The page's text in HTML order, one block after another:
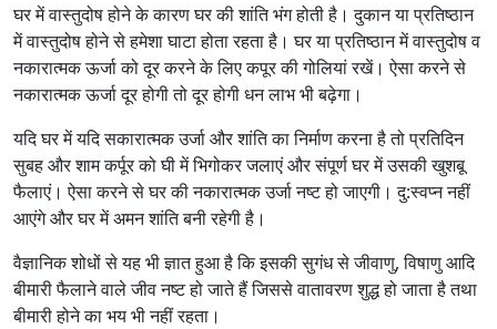
घर में वास्तुदोष होने के कारण घर की शांति भंग होती है। दुकान या प्रतिष्ठान
में वास्तुदोष होने से हमेशा घाटा होता रहता है। घर या प्रतिष्ठान में वास्तुदोष व
नकारात्मक ऊर्जा को दूर करने के लिए कपूर की गोलियां रखें। ऐसा करने से
नकारात्मक ऊर्जा दूर होगी तो दूर होगी धन लाभ भी बढ़ेगा।
यदि घर में यदि सकारात्मक उर्जा और शांति का निर्माण करना है तो प्रतिदिन
सुबह और शाम कर्पूर को घी में भिगोकर जलाएं और संपूर्ण घर में उसकी खुशबू
फैलाएं। ऐसा करने से घर की नकारात्मक उर्जा नष्ट हो जाएगी। दु:स्वप्न नहीं
आएंगे और घर में अमन शांति बनी रहेगी है।
वैज्ञानिक शोधों से यह भी ज्ञात हुआ है कि इसकी सुगंध से जीवाणु, विषाणु आदि
बीमारी फैलाने वाले जीव नष्ट हो जाते हैं जिससे वातावरण शुद्ध हो जाता है तथा
बीमारी होने का भय भी नहीं रहता।